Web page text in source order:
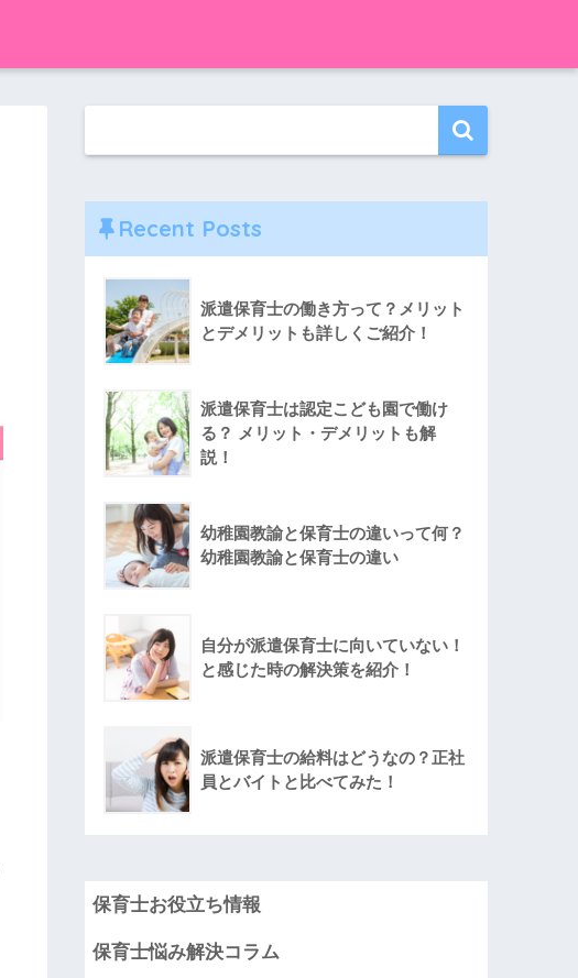
Recent Posts
派遣保育士の働き方って？メリット
とデメリットも詳しくご紹介！
派遣保育士は認定こども園で働け
る？ メリット・デメリットも解
説！
幼稚園教諭と保育士の違いって何？
幼稚園教諭と保育士の違い
自分が派遣保育士に向いていない！
と感じた時の解決策を紹介！
派遣保育士の給料はどうなの？正社
員とバイトと比べてみた！
保育士お役立ち情報
保育士悩み解決コラム